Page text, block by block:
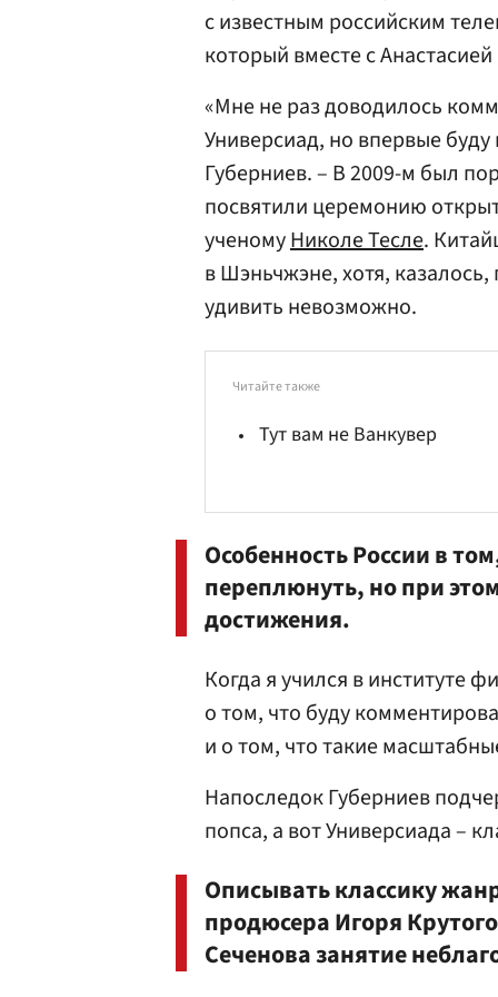
с известным российским
который вместе с
«Мне не раз доводилось
Универсиад, но впервые
Губерниев. – В 2009-м был
посвятили церемонию
ученомуНиколе Тесле.
в Шэньчжэне, хотя,
удивить невозможно.
Читайте также
Тут вам не Ванкувер
Особенность России в
переплюнуть, но при
достижения.
Когда я учился в институте
о том, что буду
и о том, что такие
Напоследок Губерниев
попса, а вот Универсиада –
Описывать классику
продюсера Игоря
Сеченова занятие